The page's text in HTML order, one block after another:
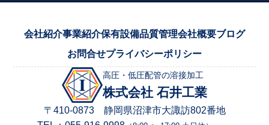
会社紹介事業紹介保有設備品質管理会社概要ブログ
お問合せプライバシーポリシー
高圧・低圧配管の溶接加工
株式会社 石井工業
〒410-0873 静岡県沼津市大諏訪802番地